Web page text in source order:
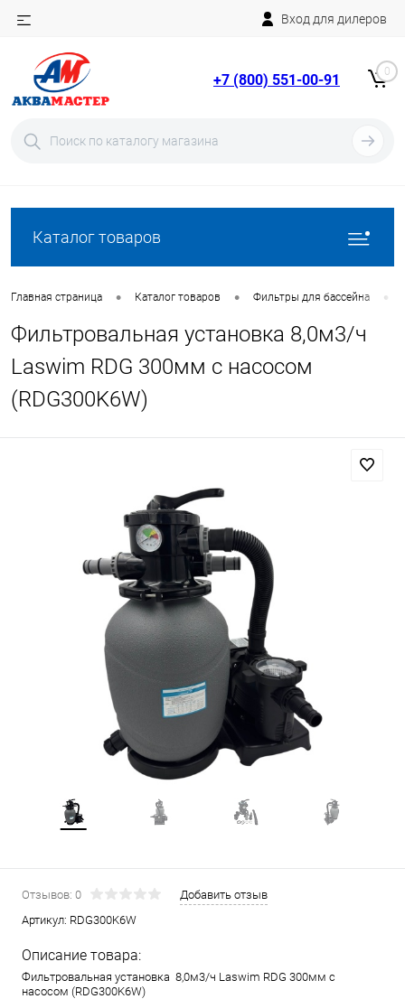
Вход для дилеров
+7 (800) 551-00-91 0
Каталог товаров
Главная страница • Каталог товаров • Фильтры для бассейна •
Фильтровальная установка 8,0м3/ч
Laswim RDG 300мм с насосом
(RDG300K6W)
Отзывов: 0
Добавить отзыв
Артикул: RDG300K6W
Описание товара:
Фильтровальная установка 8,0м3/ч Laswim RDG 300мм с
насосом (RDG300K6W)